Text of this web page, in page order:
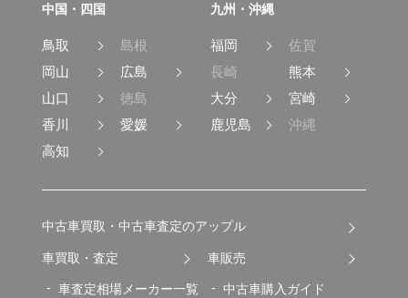
中国・四国
鳥取
島根
岡山
広島
山口
徳島
香川
愛媛
高知
九州・沖縄
福岡
佐賀
長崎
熊本
大分
宮崎
鹿児島
沖縄
中古車買取・中古車査定のアップル
車買取・査定
車査定相場メーカー一覧
車販売
中古車購入ガイド